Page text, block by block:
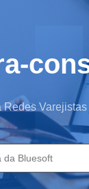
Redes